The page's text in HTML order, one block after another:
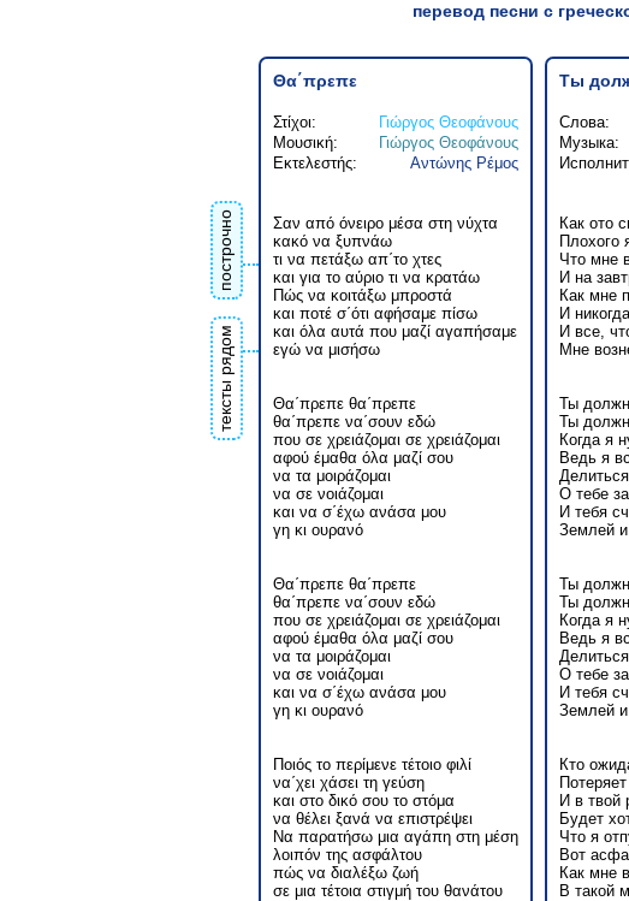
перевод песни с
построчно
тексты рядом
Θα΄πρεπε
Στίχοι:
Γιώργος Θεοφάνους
Μουσική:
Γιώργος Θεοφάνους
Εκτελεστής:
Αντώνης Ρέμος
Σαν από όνειρο μέσα στη νύχτα
κακό να ξυπνάω
τι να πετάξω απ΄το χτες
και για το αύριο τι να κρατάω
Πώς να κοιτάξω μπροστά
και ποτέ σ΄ότι αφήσαμε πίσω
και όλα αυτά που μαζί αγαπήσαμε
εγώ να μισήσω
Θα΄πρεπε θα΄πρεπε
θα΄πρεπε να΄σουν εδώ
που σε χρειάζομαι σε χρειάζομαι
αφού έμαθα όλα μαζί σου
να τα μοιράζομαι
να σε νοιάζομαι
και να σ΄έχω ανάσα μου
γη κι ουρανό
Θα΄πρεπε θα΄πρεπε
θα΄πρεπε να΄σουν εδώ
που σε χρειάζομαι σε χρειάζομαι
αφού έμαθα όλα μαζί σου
να τα μοιράζομαι
να σε νοιάζομαι
και να σ΄έχω ανάσα μου
γη κι ουρανό
Ποιός το περίμενε τέτοιο φιλί
να΄χει χάσει τη γεύση
και στο δικό σου το στόμα
να θέλει ξανά να επιστρέψει
Να παρατήσω μια αγάπη στη μέση
λοιπόν της ασφάλτου
πώς να διαλέξω ζωή
σε μια τέτοια στιγμή του θανάτου
Ты
Слова:
Музыка:
Как ото
Плохого
Что мне
И на
Как мне
И
И все,
Мне
Ты
Ты
Когда я
Ведь я
Делиться
О тебе
И тебя
Землей
Ты
Ты
Когда я
Ведь я
Делиться
О тебе
И тебя
Землей
Кто
И в твой
Будет
Что я
Вот
Как мне
В такой